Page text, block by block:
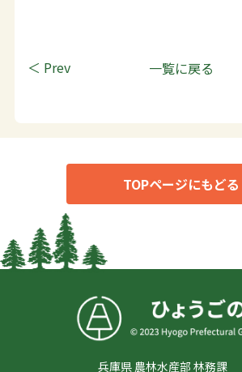
＜ Prev 一覧に戻る
TOPページにもどる
兵庫県 農林水産部 林務課